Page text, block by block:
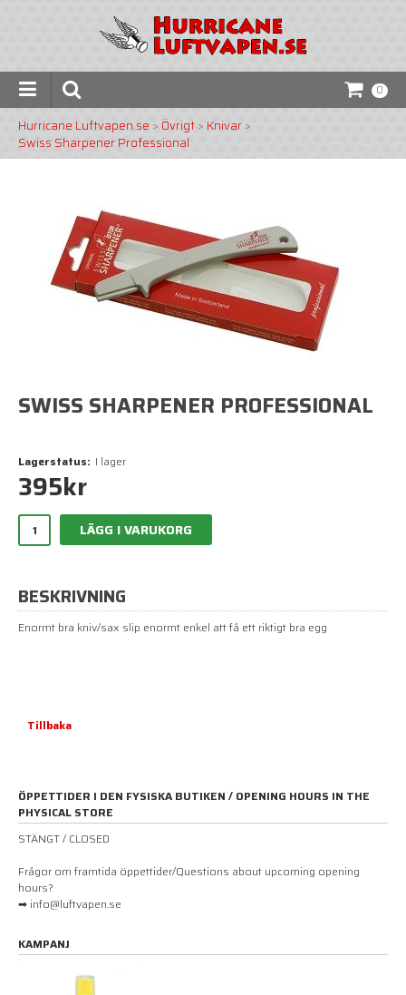
0
Hurricane Luftvapen.se > Övrigt> Knivar >
Swiss Sharpener Professional
SWISS SHARPENER PROFESSIONAL
Lagerstatus: I lager
395kr
LÄGG I VARUKORG
BESKRIVNING
Enormt bra kniv/sax slip enormt enkel att få ett riktigt bra egg
Tillbaka
ÖPPETTIDER I DEN FYSISKA BUTIKEN / OPENING HOURS IN THE
PHYSICAL STORE
STÄNGT / CLOSED
Frågor om framtida öppettider/Questions about upcoming opening
hours?
➡ info@luftvapen.se
KAMPANJ